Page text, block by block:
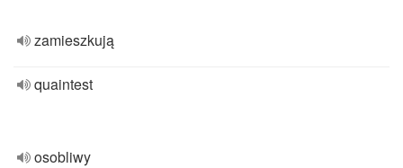
zamieszkują
quaintest
osobliwy